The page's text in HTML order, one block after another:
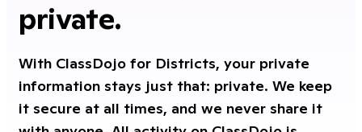
private.
With ClassDojo for Districts, your private
information stays just that: private. We keep
it secure at all times, and we never share it